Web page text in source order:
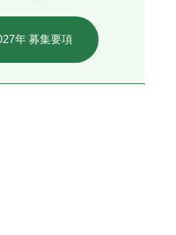
年 募集要項